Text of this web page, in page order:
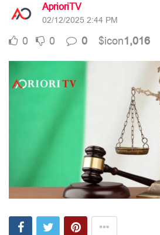
AprioriTV
02/12/2025 2:44 PM
0 0 0 $icon1,016